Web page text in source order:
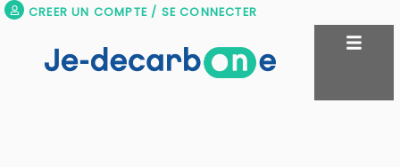
Aller
contenu
CREER UN COMPTE / SE CONNECTER